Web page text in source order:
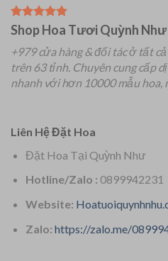
Shop Hoa Tươi Quỳnh Như
+979 cửa hàng & đối tác ở tất
trên 63 tỉnh. Chuyên cung cấp
nhanh với hơn 10000 mẫu hoa,
Liên Hệ Đặt Hoa
Đặt Hoa Tại Quỳnh Như
Hotline/Zalo : 0899942231
Website:
Zalo: https://zalo.me/